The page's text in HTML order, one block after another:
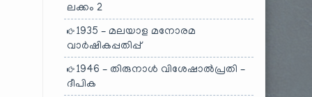
ലക്കം 2
1935 – മലയാള മനോരമ
വാർഷികപ്പതിപ്പ്
1946 – തിരുനാൾ വിശേഷാൽപ്രതി –
ദീപിക